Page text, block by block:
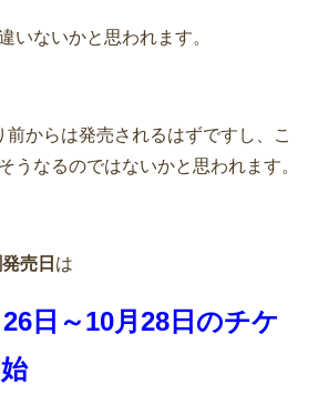
いないかと思われます。
からは発売されるはずですし、こ
うなるのではないかと思われます。
売日 は
日～10月28日のチケ